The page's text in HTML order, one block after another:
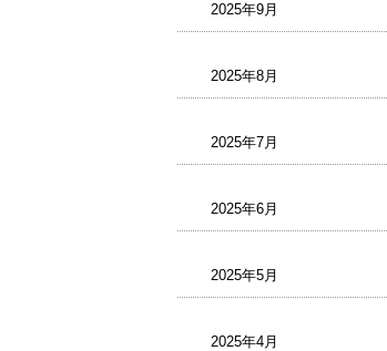
2025年9月
2025年8月
2025年7月
2025年6月
2025年5月
2025年4月